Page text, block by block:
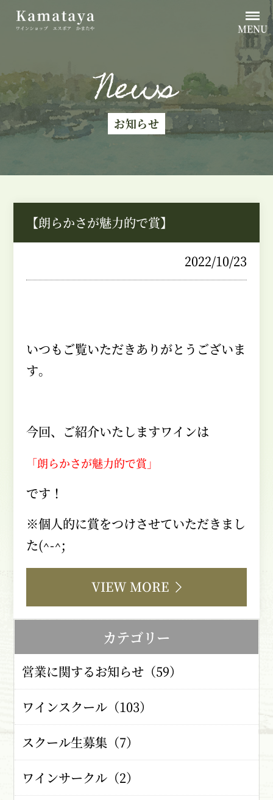
MENU
News
お知らせ
【朗らかさが魅力的で賞】
2022/10/23
いつもご覧いただきありがとうございま
す。
今回、ご紹介いたしますワインは
「朗らかさが魅力的で賞」
です！
※個人的に賞をつけさせていただきまし
た(^-^;
VIEW MORE
カテゴリー
営業に関するお知らせ（59）
ワインスクール（103）
スクール生募集（7）
ワインサークル（2）